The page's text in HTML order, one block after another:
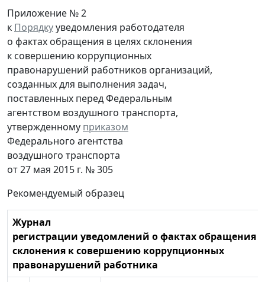
Приложение № 2
к Порядкууведомления работодателя
о фактах обращения в целях склонения
к совершению коррупционных
правонарушений работников организаций,
созданных для выполнения задач,
поставленных перед Федеральным
агентством воздушного транспорта,
утвержденному приказом
Федерального агентства
воздушного транспорта
от 27 мая 2015 г. № 305
Рекомендуемый образец
Журнал
регистрации уведомлений о фактах обращения в
склонения к совершению коррупционных
правонарушений работника